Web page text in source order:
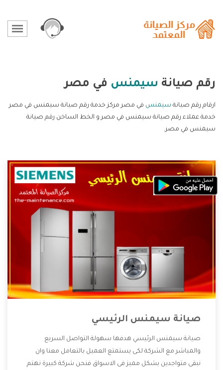
رقم صيانة سيمنس في مصر
ارقام رقم صيانة سيمنس في مصر مركز خدمة رقم صيانة سيمنس في مصر
خدمة عملاء رقم صيانة سيمنس في مصر و الخط الساخن رقم صيانة
سيمنس في مصر.
صيانة سيمنس الرئيسي
صيانة سيمنس الرئيسي هدفها سهولة التواصل السريع
والمباشر مع الشركة لكى يستمتع العميل بالتعامل معنا وان
نبقى متواجدين بشكل مميز فى الاسواق فنحن شركة كبيرة نهتم